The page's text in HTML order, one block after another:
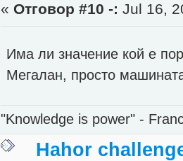
« Отговор #10 -: Jul 16,
Има ли значение кой е
Мегалан, просто
"Knowledge is power" -
Hahor